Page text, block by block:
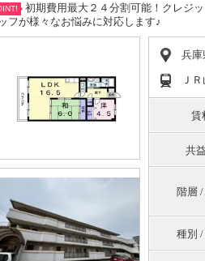
初期費用最大２４分割可能！クレジ
フが様々なお悩みに対応します♪
兵庫
Ｊ
賃
共
階層
種別 /